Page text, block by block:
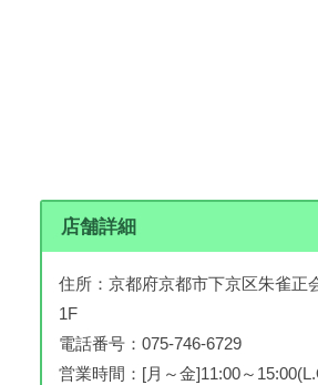
店舗詳細
住所：京都府京都市下京区朱雀正
1F
電話番号：075-746-6729
営業時間：[月～金]11:00～